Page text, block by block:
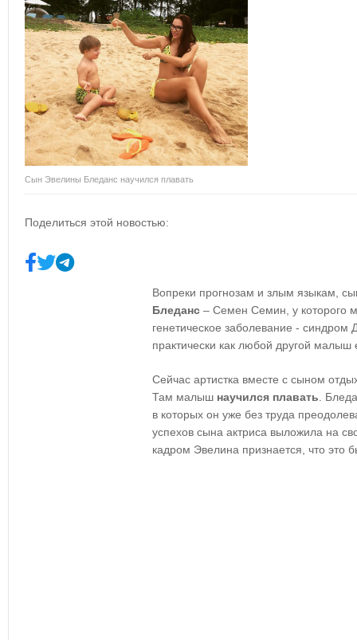
Сын Эвелины Бледанс научился плавать
Поделиться этой новостью:
Вопреки прогнозам и злым языкам,
Бледанс – Семен Семин, у которого
генетическое заболевание - синдром
практически как любой другой малыш
Сейчас артистка вместе с сыном
Там малыш научился плавать .
в которых он уже без труда
успехов сына актриса выложила на
кадром Эвелина признается, что это